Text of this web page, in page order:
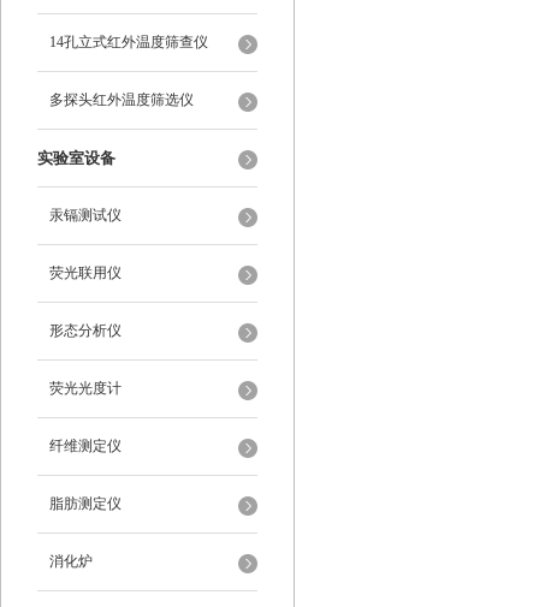
14孔立式红外温度筛查仪
多探头红外温度筛选仪
实验室设备
汞镉测试仪
荧光联用仪
形态分析仪
荧光光度计
纤维测定仪
脂肪测定仪
消化炉